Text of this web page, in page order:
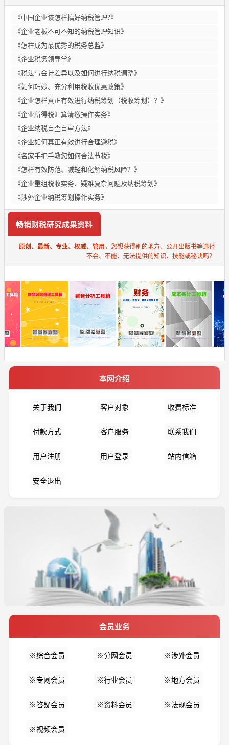
《中国企业该怎样搞好纳税管理?》
《企业老板不可不知的纳税管理知识》
《怎样成为最优秀的税务总监》
《企业税务领导学》
《税法与会计差异以及如何进行纳税调整》
《如何巧妙、充分利用税收优惠政策》
《企业怎样真正有效进行纳税筹划（税收筹划）？》
《企业所得税汇算清缴操作实务》
《企业纳税自查自审方法》
《企业如何真正有效进行合理避税》
《名家手把手教您如何合法节税》
《怎样有效防范、减轻和化解纳税风险？》
《企业重组税收实务、疑难复杂问题及纳税筹划》
《涉外企业纳税筹划操作实务》
畅销财税研究成果资料
原创、最新、专业、权威、管用，您想获得别的地方、公开出版书等途径
不会、不能、无法提供的知识、技能或秘诀吗？
本网介绍
关于我们 客户对象 收费标准
付款方式 客户服务 联系我们
用户注册 用户登录 站内信箱
安全退出
会员业务
※综合会员 ※分网会员 ※涉外会员
※专网会员 ※行业会员 ※地方会员
※答疑会员 ※资料会员 ※法规会员
※视频会员